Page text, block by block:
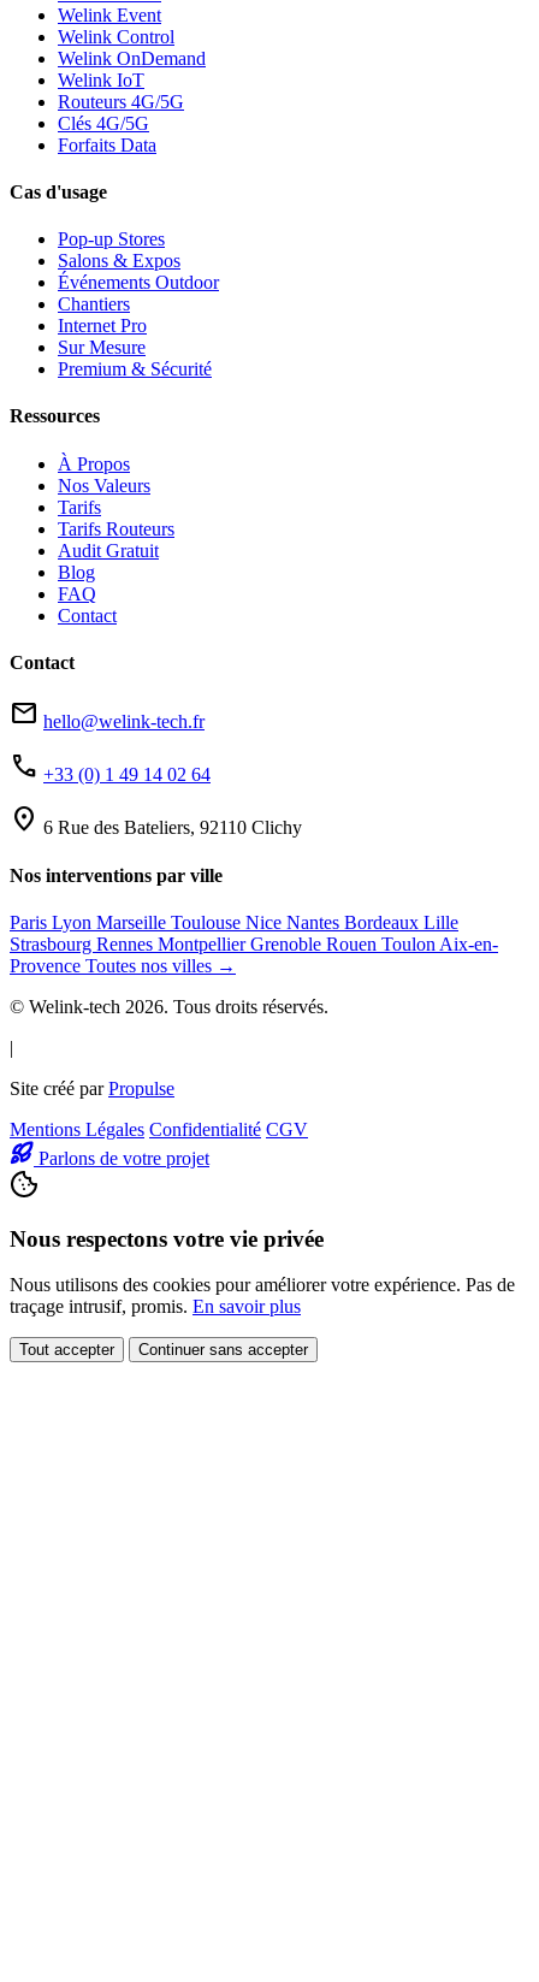
Welink Event
Welink Control
Welink OnDemand
Welink IoT
Routeurs 4G/5G
Clés 4G/5G
Forfaits Data
Cas d'usage
Pop-up Stores
Salons & Expos
Événements Outdoor
Chantiers
Internet Pro
Sur Mesure
Premium & Sécurité
Ressources
À Propos
Nos Valeurs
Tarifs
Tarifs Routeurs
Audit Gratuit
Blog
FAQ
Contact
Contact
mail hello@welink-tech.fr
phone +33 (0) 1 49 14 02 64
location_on 6 Rue des Bateliers, 92110 Clichy
Nos interventions par ville
Paris Lyon Marseille Toulouse Nice Nantes Bordeaux Lille
Strasbourg Rennes MontpellierGrenoble Rouen Toulon Aix-en-
Provence Toutes nos villes →
© Welink-tech 2026. Tous droits réservés.
|
Site créé parPropulse
Mentions Légales Confidentialité CGV
Parlons de votre projet
Nous respectons votre vie privée
Nous utilisons des cookies pour améliorer votre expérience. Pas de
traçage intrusif, promis. En savoir plus
Tout accepter Continuer sans accepter